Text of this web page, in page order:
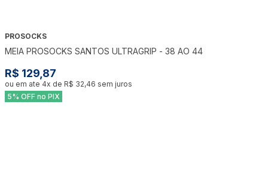
PROSOCKS
MEIA PROSOCKS SANTOS ULTRAGRIP - 38 AO 44
R$ 129,87
ou em ate 4x de R$ 32,46 sem juros
5% OFF no PIX